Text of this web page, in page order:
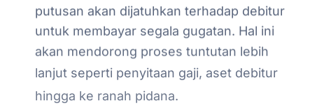
putusan akan dijatuhkan terhadap debitur
untuk membayar segala gugatan. Hal ini
akan mendorong proses tuntutan lebih
lanjut seperti penyitaan gaji, aset debitur
hingga
ke ranah pidana.